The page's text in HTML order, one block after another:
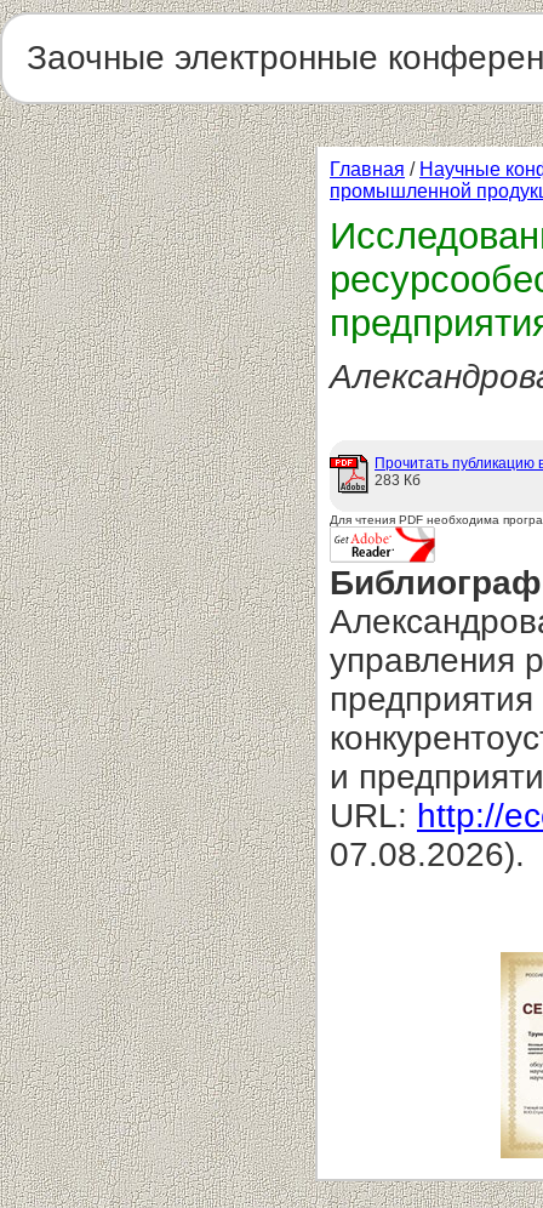
Заочные электронные
Главная / Научные
промышленной
Прочитать публикацию
283 Кб
Для чтения PDF необходима
управления
и
URL: http://
07.08.2026).